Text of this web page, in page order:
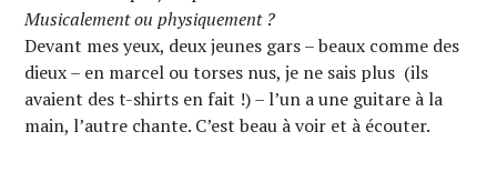
Musicalement ou physiquement ?
Devant mes yeux, deux jeunes gars – beaux comme des
dieux – en marcel ou torses nus, je ne sais plus (ils
avaient des t-shirts en fait !) – l’un a une guitare à la
main, l’autre chante. C’est beau à voir et à écouter.